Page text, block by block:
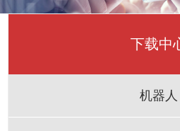
下载中
机器人